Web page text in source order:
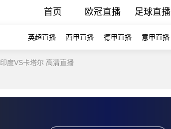
首页 欧冠直播 足球直播
英超直播 西甲直播 德甲直播 意甲直播
印度VS卡塔尔 高清直播